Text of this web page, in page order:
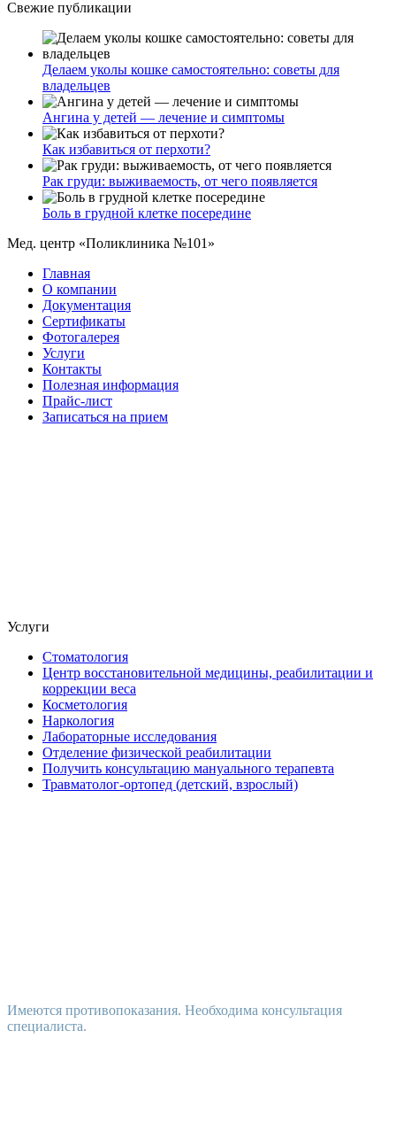
Свежие публикации
Делаем уколы кошке самостоятельно: советы для
владельцев
Ангина у детей — лечение и симптомы
Как избавиться от перхоти?
Рак груди: выживаемость, от чего появляется
Боль в грудной клетке посередине
Мед. центр «Поликлиника №101»
Главная
О компании
Документация
Сертификаты
Фотогалерея
Услуги
Контакты
Полезная информация
Прайс-лист
Записаться на прием
Услуги
Стоматология
Центр восстановительной медицины, реабилитации и
коррекции веса
Косметология
Наркология
Лабораторные исследования
Отделение физической реабилитации
Получить консультацию мануального терапевта
Травматолог-ортопед (детский, взрослый)
Имеются противопоказания. Необходима консультация
специалиста.